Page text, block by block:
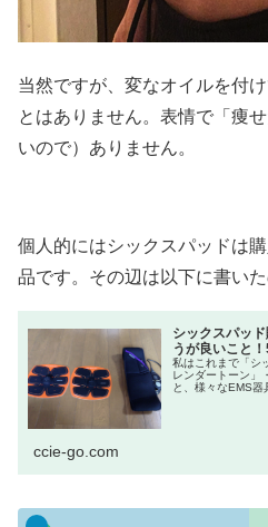
当然ですが、変なオイルを付
とはありません。表情で「痩
いので）ありません。
個人的にはシックスパッドは
品です。その辺は以下に書い
シックスパッ
うが良いこと！
私はこれまで「シ
レンダートーン」
と、様々なEMS器
ccie-go.com